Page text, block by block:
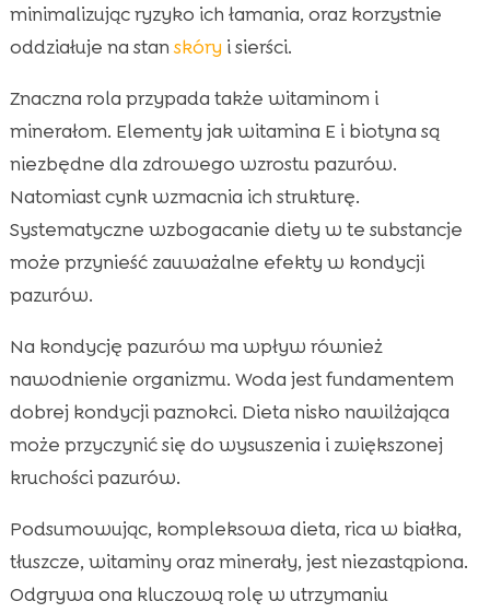
minimalizując ryzyko ich łamania, oraz korzystnie
oddziałuje na stan skóry i sierści.
Znaczna rola przypada także witaminom i
minerałom. Elementy jak witamina E i biotyna są
niezbędne dla zdrowego wzrostu pazurów.
Natomiast cynk wzmacnia ich strukturę.
Systematyczne wzbogacanie diety w te substancje
może przynieść zauważalne efekty w kondycji
pazurów.
Na kondycję pazurów ma wpływ również
nawodnienie organizmu. Woda jest fundamentem
dobrej kondycji paznokci. Dieta nisko nawilżająca
może przyczynić się do wysuszenia i zwiększonej
kruchości pazurów.
Podsumowując, kompleksowa dieta, rica w białka,
tłuszcze, witaminy oraz minerały, jest niezastąpiona.
Odgrywa ona kluczową rolę w utrzymaniu